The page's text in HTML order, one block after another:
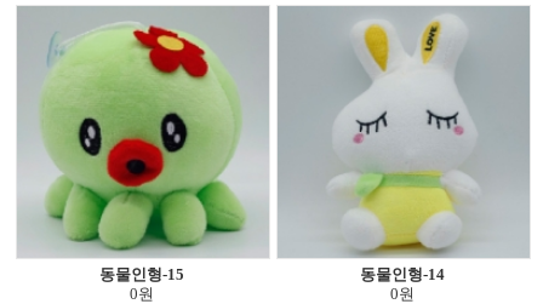
동물인형-15
0원
동물인형-14
0원